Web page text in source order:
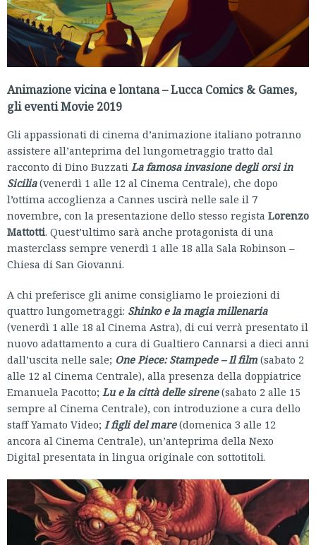
Animazione vicina e lontana – Lucca Comics & Games,
gli eventi Movie 2019
Gli appassionati di cinema d’animazione italiano potranno
assistere all’anteprima del lungometraggio tratto dal
racconto di Dino Buzzati La famosa invasione degli orsi in
Sicilia(venerdì 1 alle 12 al Cinema Centrale), che dopo
l’ottima accoglienza a Cannes uscirà nelle sale il 7
novembre, con la presentazione dello stesso regista Lorenzo
Mattotti. Quest’ultimo sarà anche protagonista di una
masterclass sempre venerdì 1 alle 18 alla Sala Robinson –
Chiesa di San Giovanni.
A chi preferisce gli anime consigliamo le proiezioni di
quattro lungometraggi: Shinko e la magia millenaria
(venerdì 1 alle 18 al Cinema Astra), di cui verrà presentato il
nuovo adattamento a cura di Gualtiero Cannarsi a dieci anni
dall’uscita nelle sale; One Piece: Stampede – Il film (sabato 2
alle 12 al Cinema Centrale), alla presenza della doppiatrice
Emanuela Pacotto; Lu e la città delle sirene(sabato 2 alle 15
sempre al Cinema Centrale), con introduzione a cura dello
staff Yamato Video; I figli del mare(domenica 3 alle 12
ancora al Cinema Centrale), un’anteprima della Nexo
Digital presentata in lingua originale con sottotitoli.